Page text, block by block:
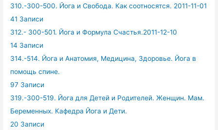
310.-300-500. Йога и Свобода. Как соотносятся. 2011-11-01
41 Записи
312.- 300-501. Йога и Формула Счастья.2011-12-10
14 Записи
314.-514. Йога и Анатомия, Медицина, Здоровье. Йога в
помощь спине.
97 Записи
319.-300-519. Йога для Детей и Родителей. Женщин. Мам.
Беременных. Кафедра Йога и Дети.
20 Записи